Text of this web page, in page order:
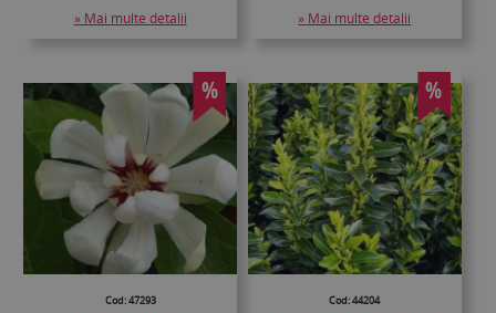
» Mai multe detalii » Mai multe detalii
%
Cod: 47293
%
Cod: 44204